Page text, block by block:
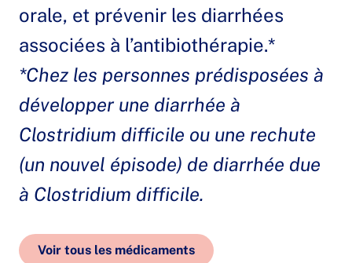
orale, et prévenir les diarrhées
associées à l’antibiothérapie.*
*Chez les personnes prédisposées à
développer une diarrhée à
Clostridium difficile ou une rechute
(un nouvel épisode) de diarrhée due
à Clostridium difficile.
Voir tous les médicaments